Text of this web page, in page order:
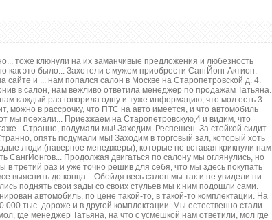
тоже клюнули на их заманчивые предложения и любезность
это было... Захотели с мужем приобрести СангЙонг Актион.
сайте и ... нам попался салон в Москве на Старопетровской д. 4.
в салон, нам вежливо ответила менеджер по продажам Татьяна.
каждый раз говорила одну и туже информацию, что мол есть 3
можно в рассрочку, что ПТС на авто имеется, и что автомобиль
мы поехали... Приезжаем на Старопетровскую,4 и видим, что
подумали мы! Заходим. Респешен. За стойкой сидит
опять подумали мы! Заходим в торговый зал, который хоть
люди (наверное менеджеры), которые не вставая крикнули нам
СангЙонгов... Продолжая двигаться по салону мы оглянулись, но
третий раз и уже точно решив для себя, что мы здесь покупать
выяснить до конца... Обойдя весь салон мы так и не увидели ни
поднять свои зады со своих стульев мы к ним подошли сами.
автомобиль, по цене такой-то, в такой-то комплектации. На
000 тыс. дороже и в другой комплектации. Мы естественно стали
где менеджер Татьяна, на что с усмешкой нам ответили, мол где